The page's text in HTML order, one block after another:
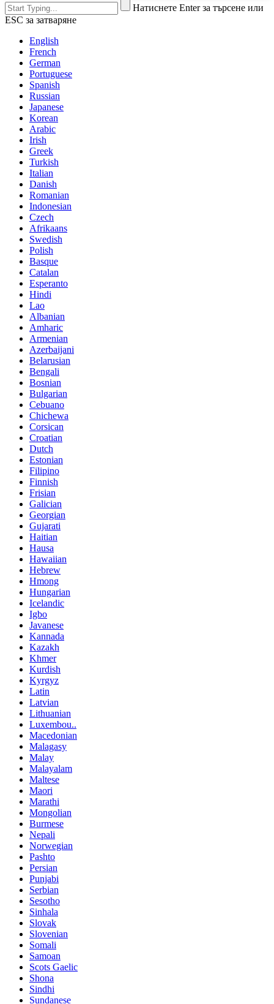
Натиснете Enter за търсене или
ESC за затваряне
English
French
German
Portuguese
Spanish
Russian
Japanese
Korean
Arabic
Irish
Greek
Turkish
Italian
Danish
Romanian
Indonesian
Czech
Afrikaans
Swedish
Polish
Basque
Catalan
Esperanto
Hindi
Lao
Albanian
Amharic
Armenian
Azerbaijani
Belarusian
Bengali
Bosnian
Bulgarian
Cebuano
Chichewa
Corsican
Croatian
Dutch
Estonian
Filipino
Finnish
Frisian
Galician
Georgian
Gujarati
Haitian
Hausa
Hawaiian
Hebrew
Hmong
Hungarian
Icelandic
Igbo
Javanese
Kannada
Kazakh
Khmer
Kurdish
Kyrgyz
Latin
Latvian
Lithuanian
Luxembou..
Macedonian
Malagasy
Malay
Malayalam
Maltese
Maori
Marathi
Mongolian
Burmese
Nepali
Norwegian
Pashto
Persian
Punjabi
Serbian
Sesotho
Sinhala
Slovak
Slovenian
Somali
Samoan
Scots Gaelic
Shona
Sindhi
Sundanese